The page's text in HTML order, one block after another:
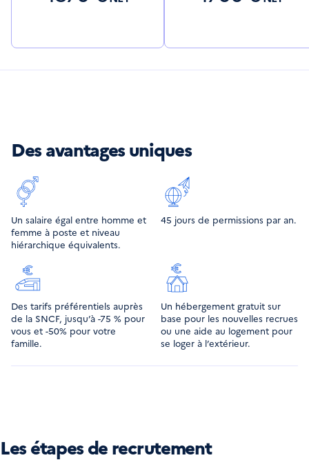
Des avantages uniques
Un salaire égal entre homme et
femme à poste et niveau
hiérarchique équivalents.
45 jours de permissions par an.
Des tarifs préférentiels auprès
de la SNCF, jusqu’à -75 % pour
vous et -50% pour votre
famille.
Un hébergement gratuit sur
base pour les nouvelles recrues
ou une aide au logement pour
se loger à l’extérieur.
Les étapes de recrutement